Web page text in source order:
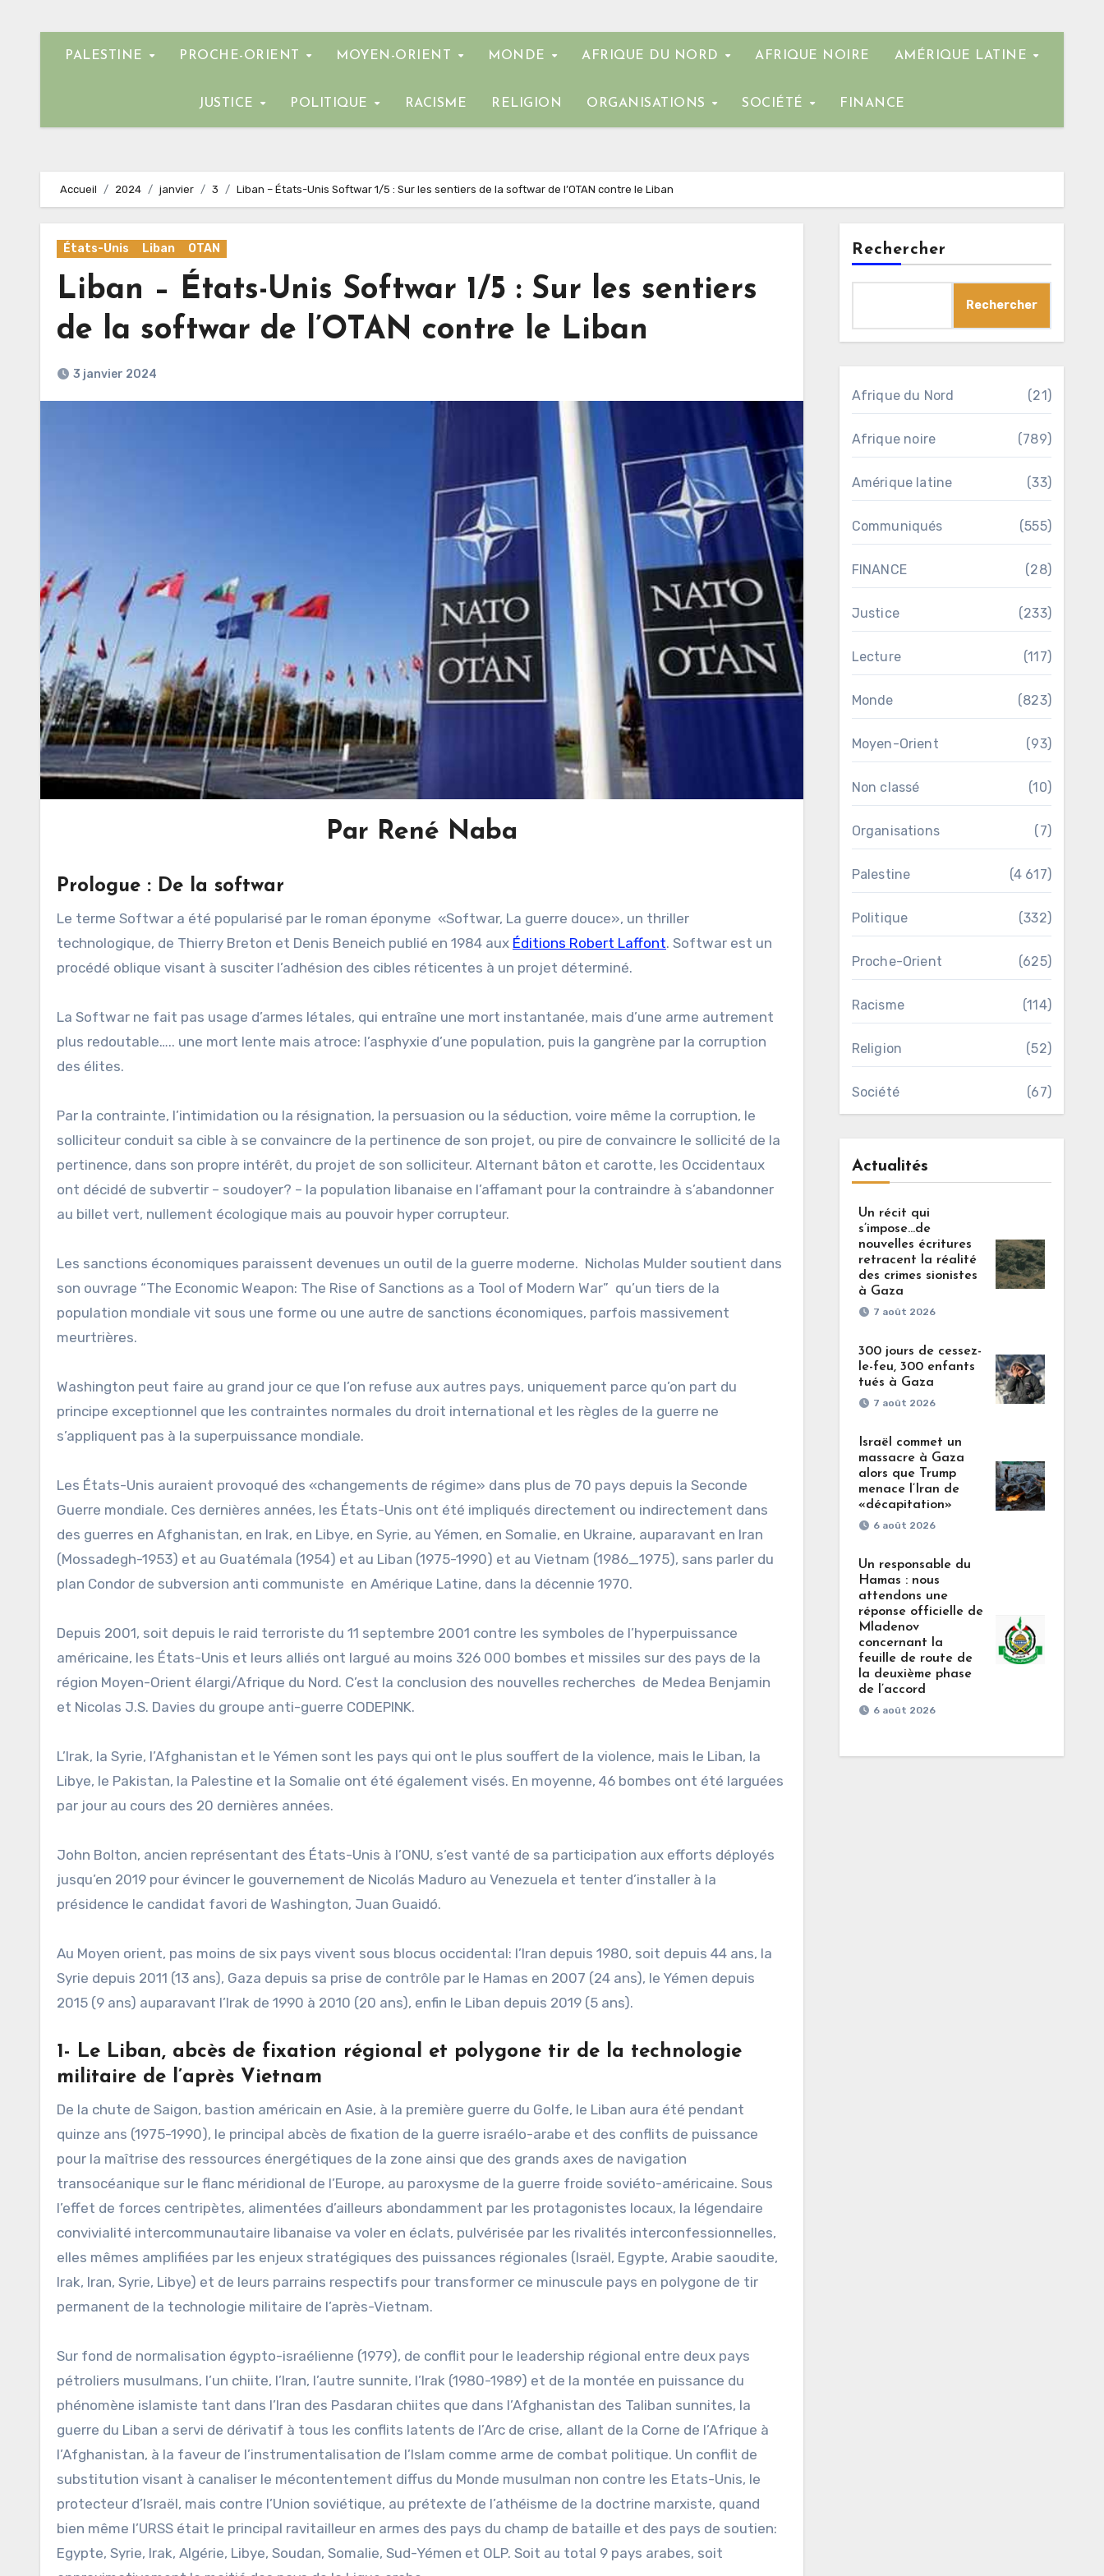
PALESTINE PROCHE-ORIENT MOYEN-ORIENT MONDE AFRIQUE DU NORD AFRIQUE NOIRE AMÉRIQUE LATINE
JUSTICE POLITIQUE RACISME RELIGION ORGANISATIONS SOCIÉTÉ FINANCE
Accueil 2024 janvier 3 Liban – États-Unis Softwar 1/5 : Sur les sentiers de la softwar de l’OTAN contre le Liban
États-Unis Liban OTAN
Liban – États-Unis Softwar 1/5 : Sur les sentiers
de la softwar de l’OTAN contre le Liban
3 janvier 2024
Par René Naba
Prologue : De la softwar
Le terme Softwar a été popularisé par le roman éponyme «Softwar, La guerre douce», un thriller
technologique, de Thierry Breton et Denis Beneich publié en 1984 aux Éditions Robert Laffont. Softwar est un
procédé oblique visant à susciter l’adhésion des cibles réticentes à un projet déterminé.
La Softwar ne fait pas usage d’armes létales, qui entraîne une mort instantanée, mais d’une arme autrement
plus redoutable….. une mort lente mais atroce: l’asphyxie d’une population, puis la gangrène par la corruption
des élites.
Par la contrainte, l’intimidation ou la résignation, la persuasion ou la séduction, voire même la corruption, le
solliciteur conduit sa cible à se convaincre de la pertinence de son projet, ou pire de convaincre le sollicité de la
pertinence, dans son propre intérêt, du projet de son solliciteur. Alternant bâton et carotte, les Occidentaux
ont décidé de subvertir – soudoyer? – la population libanaise en l’affamant pour la contraindre à s’abandonner
au billet vert, nullement écologique mais au pouvoir hyper corrupteur.
Les sanctions économiques paraissent devenues un outil de la guerre moderne. Nicholas Mulder soutient dans
son ouvrage “The Economic Weapon: The Rise of Sanctions as a Tool of Modern War” qu’un tiers de la
population mondiale vit sous une forme ou une autre de sanctions économiques, parfois massivement
meurtrières.
Washington peut faire au grand jour ce que l’on refuse aux autres pays, uniquement parce qu’on part du
principe exceptionnel que les contraintes normales du droit international et les règles de la guerre ne
s’appliquent pas à la superpuissance mondiale.
Les États-Unis auraient provoqué des «changements de régime» dans plus de 70 pays depuis la Seconde
Guerre mondiale. Ces dernières années, les États-Unis ont été impliqués directement ou indirectement dans
des guerres en Afghanistan, en Irak, en Libye, en Syrie, au Yémen, en Somalie, en Ukraine, auparavant en Iran
(Mossadegh-1953) et au Guatémala (1954) et au Liban (1975-1990) et au Vietnam (1986_1975), sans parler du
plan Condor de subversion anti communiste en Amérique Latine, dans la décennie 1970.
Depuis 2001, soit depuis le raid terroriste du 11 septembre 2001 contre les symboles de l’hyperpuissance
américaine, les États-Unis et leurs alliés ont largué au moins 326 000 bombes et missiles sur des pays de la
région Moyen-Orient élargi/Afrique du Nord. C’est la conclusion des nouvelles recherches de Medea Benjamin
et Nicolas J.S. Davies du groupe anti-guerre CODEPINK.
L’Irak, la Syrie, l’Afghanistan et le Yémen sont les pays qui ont le plus souffert de la violence, mais le Liban, la
Libye, le Pakistan, la Palestine et la Somalie ont été également visés. En moyenne, 46 bombes ont été larguées
par jour au cours des 20 dernières années.
John Bolton, ancien représentant des États-Unis à l’ONU, s’est vanté de sa participation aux efforts déployés
jusqu’en 2019 pour évincer le gouvernement de Nicolás Maduro au Venezuela et tenter d’installer à la
présidence le candidat favori de Washington, Juan Guaidó.
Au Moyen orient, pas moins de six pays vivent sous blocus occidental: l’Iran depuis 1980, soit depuis 44 ans, la
Syrie depuis 2011 (13 ans), Gaza depuis sa prise de contrôle par le Hamas en 2007 (24 ans), le Yémen depuis
2015 (9 ans) auparavant l’Irak de 1990 à 2010 (20 ans), enfin le Liban depuis 2019 (5 ans).
1- Le Liban, abcès de fixation régional et polygone tir de la technologie
militaire de l’après Vietnam
De la chute de Saigon, bastion américain en Asie, à la première guerre du Golfe, le Liban aura été pendant
quinze ans (1975-1990), le principal abcès de fixation de la guerre israélo-arabe et des conflits de puissance
pour la maîtrise des ressources énergétiques de la zone ainsi que des grands axes de navigation
transocéanique sur le flanc méridional de l’Europe, au paroxysme de la guerre froide soviéto-américaine. Sous
l’effet de forces centripètes, alimentées d’ailleurs abondamment par les protagonistes locaux, la légendaire
convivialité intercommunautaire libanaise va voler en éclats, pulvérisée par les rivalités interconfessionnelles,
elles mêmes amplifiées par les enjeux stratégiques des puissances régionales (Israël, Egypte, Arabie saoudite,
Irak, Iran, Syrie, Libye) et de leurs parrains respectifs pour transformer ce minuscule pays en polygone de tir
permanent de la technologie militaire de l’après-Vietnam.
Sur fond de normalisation égypto-israélienne (1979), de conflit pour le leadership régional entre deux pays
pétroliers musulmans, l’un chiite, l’Iran, l’autre sunnite, l’Irak (1980-1989) et de la montée en puissance du
phénomène islamiste tant dans l’Iran des Pasdaran chiites que dans l’Afghanistan des Taliban sunnites, la
guerre du Liban a servi de dérivatif à tous les conflits latents de l’Arc de crise, allant de la Corne de l’Afrique à
l’Afghanistan, à la faveur de l’instrumentalisation de l’Islam comme arme de combat politique. Un conflit de
substitution visant à canaliser le mécontentement diffus du Monde musulman non contre les Etats-Unis, le
protecteur d’Israël, mais contre l’Union soviétique, au prétexte de l’athéisme de la doctrine marxiste, quand
bien même l’URSS était le principal ravitailleur en armes des pays du champ de bataille et des pays de soutien:
Egypte, Syrie, Irak, Algérie, Libye, Soudan, Somalie, Sud-Yémen et OLP. Soit au total 9 pays arabes, soit
Rechercher
Rechercher
Afrique du Nord (21)
Afrique noire (789)
Amérique latine (33)
Communiqués (555)
FINANCE (28)
Justice (233)
Lecture (117)
Monde (823)
Moyen-Orient (93)
Non classé (10)
Organisations (7)
Palestine (4 617)
Politique (332)
Proche-Orient (625)
Racisme (114)
Religion (52)
Société (67)
Actualités
Un récit qui
s’impose…de
nouvelles écritures
retracent la réalité
des crimes sionistes
à Gaza
7 août 2026
300 jours de cessez-
le-feu, 300 enfants
tués à Gaza
7 août 2026
Israël commet un
massacre à Gaza
alors que Trump
menace l’Iran de
«décapitation»
6 août 2026
Un responsable du
Hamas : nous
attendons une
réponse officielle de
Mladenov
concernant la
feuille de route de
la deuxième phase
de l’accord
6 août 2026